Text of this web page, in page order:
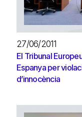
27/06/2011
El Tribunal
Espanya per
d’innocència